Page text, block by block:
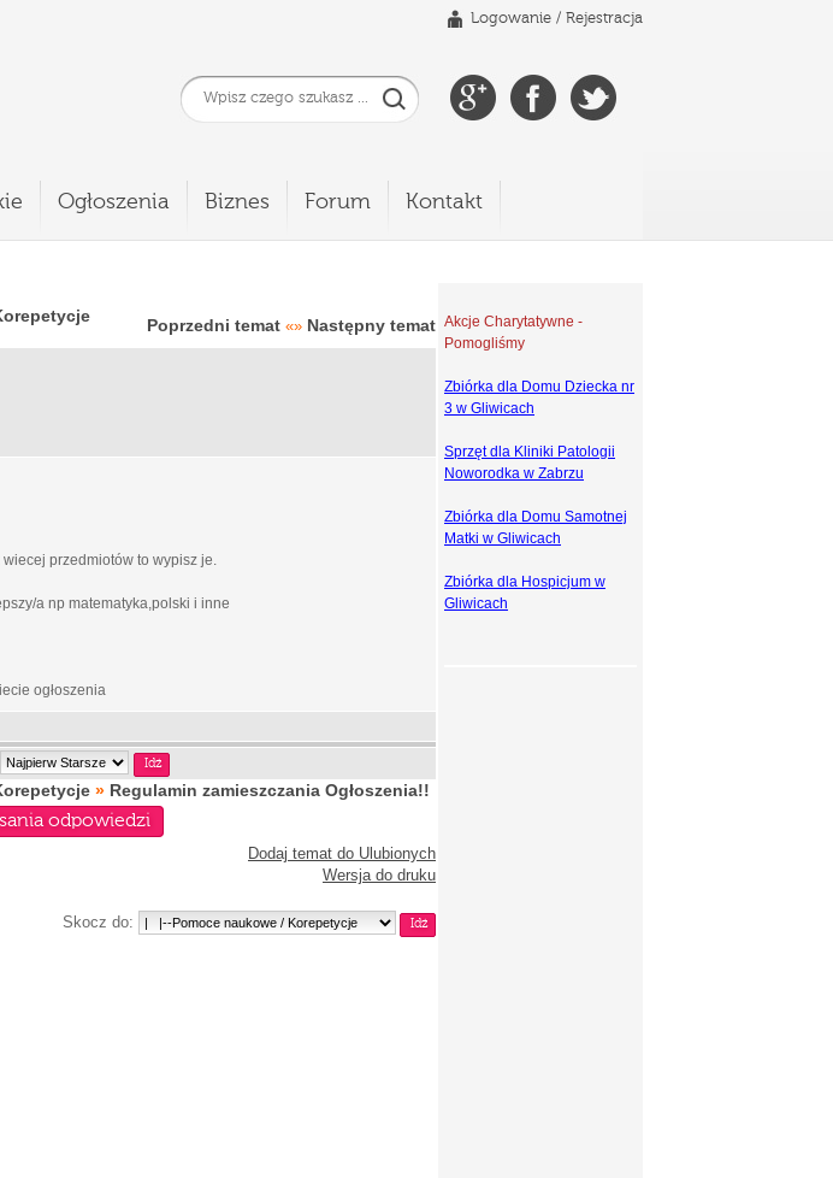
Logowanie / Rejestracja
Ogłoszenia Biznes Forum Kontakt
Poprzedni temat «» Następny temat
przedmiotów to wypisz je.
a np matematyka,polski i inne
ogłoszenia
» Regulamin zamieszczania Ogłoszenia!!
odpowiedzi
Dodaj temat do Ulubionych
Wersja do druku
Skocz do:
Akcje Charytatywne -
Pomogliśmy
Zbiórka dla Domu Dziecka nr
3 w Gliwicach
Sprzęt dla Kliniki Patologii
Noworodka w Zabrzu
Zbiórka dla Domu Samotnej
Matki w Gliwicach
Zbiórka dla Hospicjum w
Gliwicach